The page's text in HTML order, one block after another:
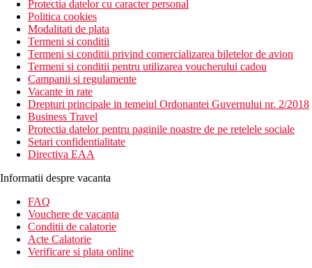
Protectia datelor cu caracter personal
Politica cookies
Modalitati de plata
Termeni si conditii
Termeni si conditii privind comercializarea biletelor de avion
Termeni si conditii pentru utilizarea voucherului cadou
Campanii si regulamente
Vacante in rate
Drepturi principale in temeiul Ordonantei Guvernului nr. 2/2018
Business Travel
Protectia datelor pentru paginile noastre de pe retelele sociale
Setari confidentialitate
Directiva EAA
Informatii despre vacanta
FAQ
Vouchere de vacanta
Conditii de calatorie
Acte Calatorie
Verificare si plata online